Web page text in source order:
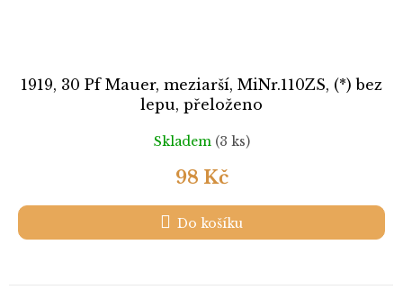
1919, 30 Pf Mauer, meziarší, MiNr.110ZS, (*) bez
lepu, přeloženo
Skladem (3 ks)
98 Kč
Do košíku